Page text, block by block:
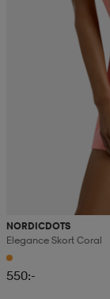
NORDICDOTS
Elegance Skort Coral
550:-